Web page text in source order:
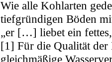
Wie alle Kohlarten
tiefgründigen Böden
„er […] liebet ein
[1] Für die Qualität
gleichmäßige